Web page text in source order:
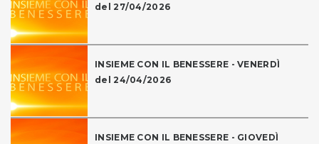
del 27/04/2026
INSIEME CON IL BENESSERE - VENERDÌ
del 24/04/2026
INSIEME CON IL BENESSERE - GIOVEDÌ